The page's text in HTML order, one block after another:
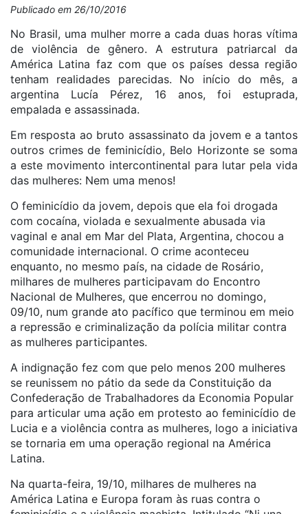
Publicado em 26/10/2016
No Brasil, uma mulher morre a cada duas horas vítima
de violência de gênero. A estrutura patriarcal da
América Latina faz com que os países dessa região
tenham realidades parecidas. No início do mês, a
argentina Lucía Pérez, 16 anos, foi estuprada,
empalada e assassinada.
Em resposta ao bruto assassinato da jovem e a tantos
outros crimes de feminicídio, Belo Horizonte se soma
a este movimento intercontinental para lutar pela vida
das mulheres: Nem uma menos!
O feminicídio da jovem, depois que ela foi drogada
com cocaína, violada e sexualmente abusada via
vaginal e anal em Mar del Plata, Argentina, chocou a
comunidade internacional. O crime aconteceu
enquanto, no mesmo país, na cidade de Rosário,
milhares de mulheres participavam do Encontro
Nacional de Mulheres, que encerrou no domingo,
09/10, num grande ato pacífico que terminou em meio
a repressão e criminalização da polícia militar contra
as mulheres participantes.
A indignação fez com que pelo menos 200 mulheres
se reunissem no pátio da sede da Constituição da
Confederação de Trabalhadores da Economia Popular
para articular uma ação em protesto ao feminicídio de
Lucia e a violência contra as mulheres, logo a iniciativa
se tornaria em uma operação regional na América
Latina.
Na quarta-feira, 19/10, milhares de mulheres na
América Latina e Europa foram às ruas contra o